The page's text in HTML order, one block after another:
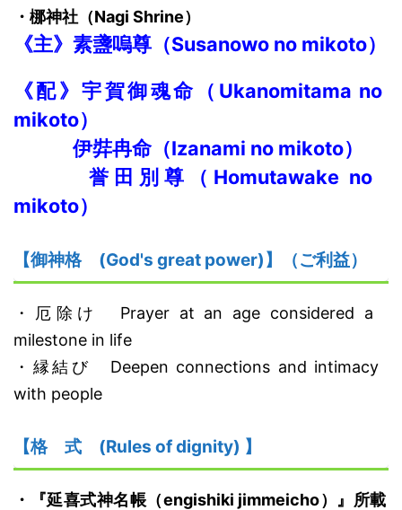
・梛神社 （Nagi Shrine）
《主》素盞嗚尊 （Susanowo no mikoto）
《配》宇賀御魂命 （ Ukanomitama no
mikoto）
伊弉冉命（Izanami no mikoto）
誉田別尊
（ Homutawake no
mikoto）
【御神格 (God's great power)】 （ご利益）
・ 厄除け
Prayer at an age considered a
milestone in life
・ 縁結び
Deepen connections and intimacy
with people
【格 式 (Rules of dignity) 】
・ 『延喜式神名帳 （engishiki jimmeicho） 』 所載